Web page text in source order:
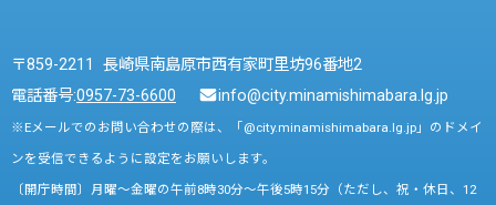
〒859-2211 長崎県南島原市西有家町里坊96番地2
電話番号:0957-73-6600 info@city.minamishimabara.lg.jp
※Eメールでのお問い合わせの際は、「@city.minamishimabara.lg.jp」のドメイ
ンを受信できるように設定をお願いします。
〔開庁時間〕月曜～金曜の午前8時30分～午後5時15分（ただし、祝・休日、12